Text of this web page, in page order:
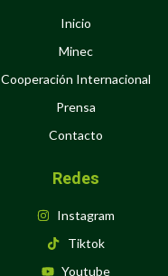
Inicio
Minec
Cooperación Internacional
Prensa
Contacto
Redes
Instagram
Tiktok
Youtube